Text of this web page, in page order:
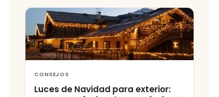
CONSEJOS
Luces de Navidad para exterior: